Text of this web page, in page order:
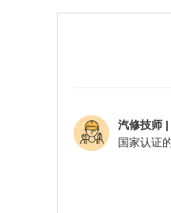
汽修技师 |